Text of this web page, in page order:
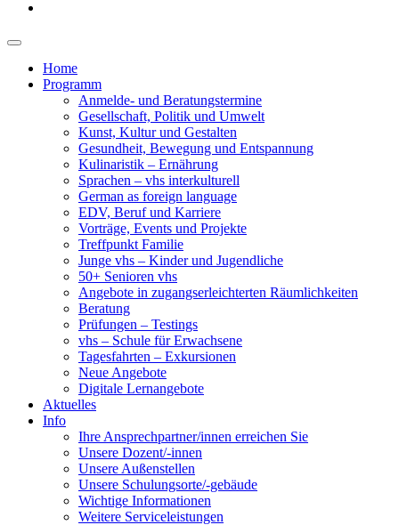
Home
Programm
Anmelde- und Beratungstermine
Gesellschaft, Politik und Umwelt
Kunst, Kultur und Gestalten
Gesundheit, Bewegung und Entspannung
Kulinaristik – Ernährung
Sprachen – vhs interkulturell
German as foreign language
EDV, Beruf und Karriere
Vorträge, Events und Projekte
Treffpunkt Familie
Junge vhs – Kinder und Jugendliche
50+ Senioren vhs
Angebote in zugangserleichterten Räumlichkeiten
Beratung
Prüfungen – Testings
vhs – Schule für Erwachsene
Tagesfahrten – Exkursionen
Neue Angebote
Digitale Lernangebote
Aktuelles
Info
Ihre Ansprechpartner/innen erreichen Sie
Unsere Dozent/-innen
Unsere Außenstellen
Unsere Schulungsorte/-gebäude
Wichtige Informationen
Weitere Serviceleistungen